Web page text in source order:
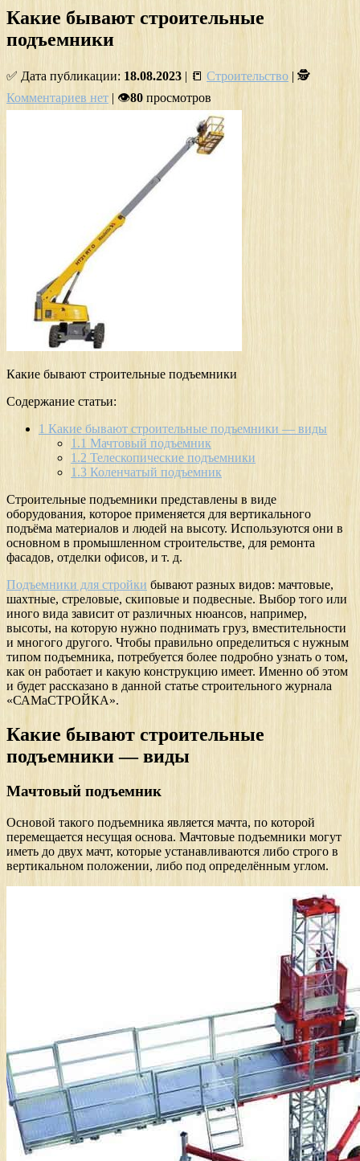
Какие бывают строительные
подъемники
✅ Дата публикации: 18.08.2023 | 📒 Строительство | 🕵
Комментариев нет | 👁80 просмотров
Какие бывают строительные подъемники
Содержание статьи:
1 Какие бывают строительные подъемники — виды
1.1 Мачтовый подъемник
1.2 Телескопические подъемники
1.3 Коленчатый подъемник
Строительные подъемники представлены в виде
оборудования, которое применяется для вертикального
подъёма материалов и людей на высоту. Используются они в
основном в промышленном строительстве, для ремонта
фасадов, отделки офисов, и т. д.
Подъемники для стройки бывают разных видов: мачтовые,
шахтные, стреловые, скиповые и подвесные. Выбор того или
иного вида зависит от различных нюансов, например,
высоты, на которую нужно поднимать груз, вместительности
и многого другого. Чтобы правильно определиться с нужным
типом подъемника, потребуется более подробно узнать о том,
как он работает и какую конструкцию имеет. Именно об этом
и будет рассказано в данной статье строительного журнала
«САМаСТРОЙКА».
Какие бывают строительные
подъемники — виды
Мачтовый подъемник
Основой такого подъемника является мачта, по которой
перемещается несущая основа. Мачтовые подъемники могут
иметь до двух мачт, которые устанавливаются либо строго в
вертикальном положении, либо под определённым углом.